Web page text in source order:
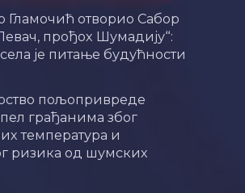
Гламочић отворио Сабор
прођох Шумадију“:
је питање будућности
пољопривреде
грађанима због
температура и
ризика од шумских